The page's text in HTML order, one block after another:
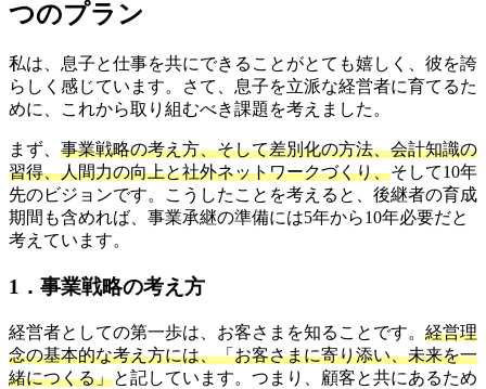
つのプラン
私は、息子と仕事を共にできることがとても嬉しく、彼を誇
らしく感じています。さて、息子を立派な経営者に育てるた
めに、これから取り組むべき課題を考えました。
まず、 事業戦略の考え方、そして差別化の方法、会計知識の
習得、人間力の向上と社外ネットワークづくり、そして10年
先のビジョンです。こうしたことを考えると、後継者の育成
期間も含めれば、事業承継の準備には5年から10年必要だと
考えています。
1．事業戦略の考え方
経営者としての第一歩は、お客さまを知ることです。 経営理
念の基本的な考え方には、「お客さまに寄り添い、未来を一
緒につくる」と記しています。つまり、顧客と共にあるため